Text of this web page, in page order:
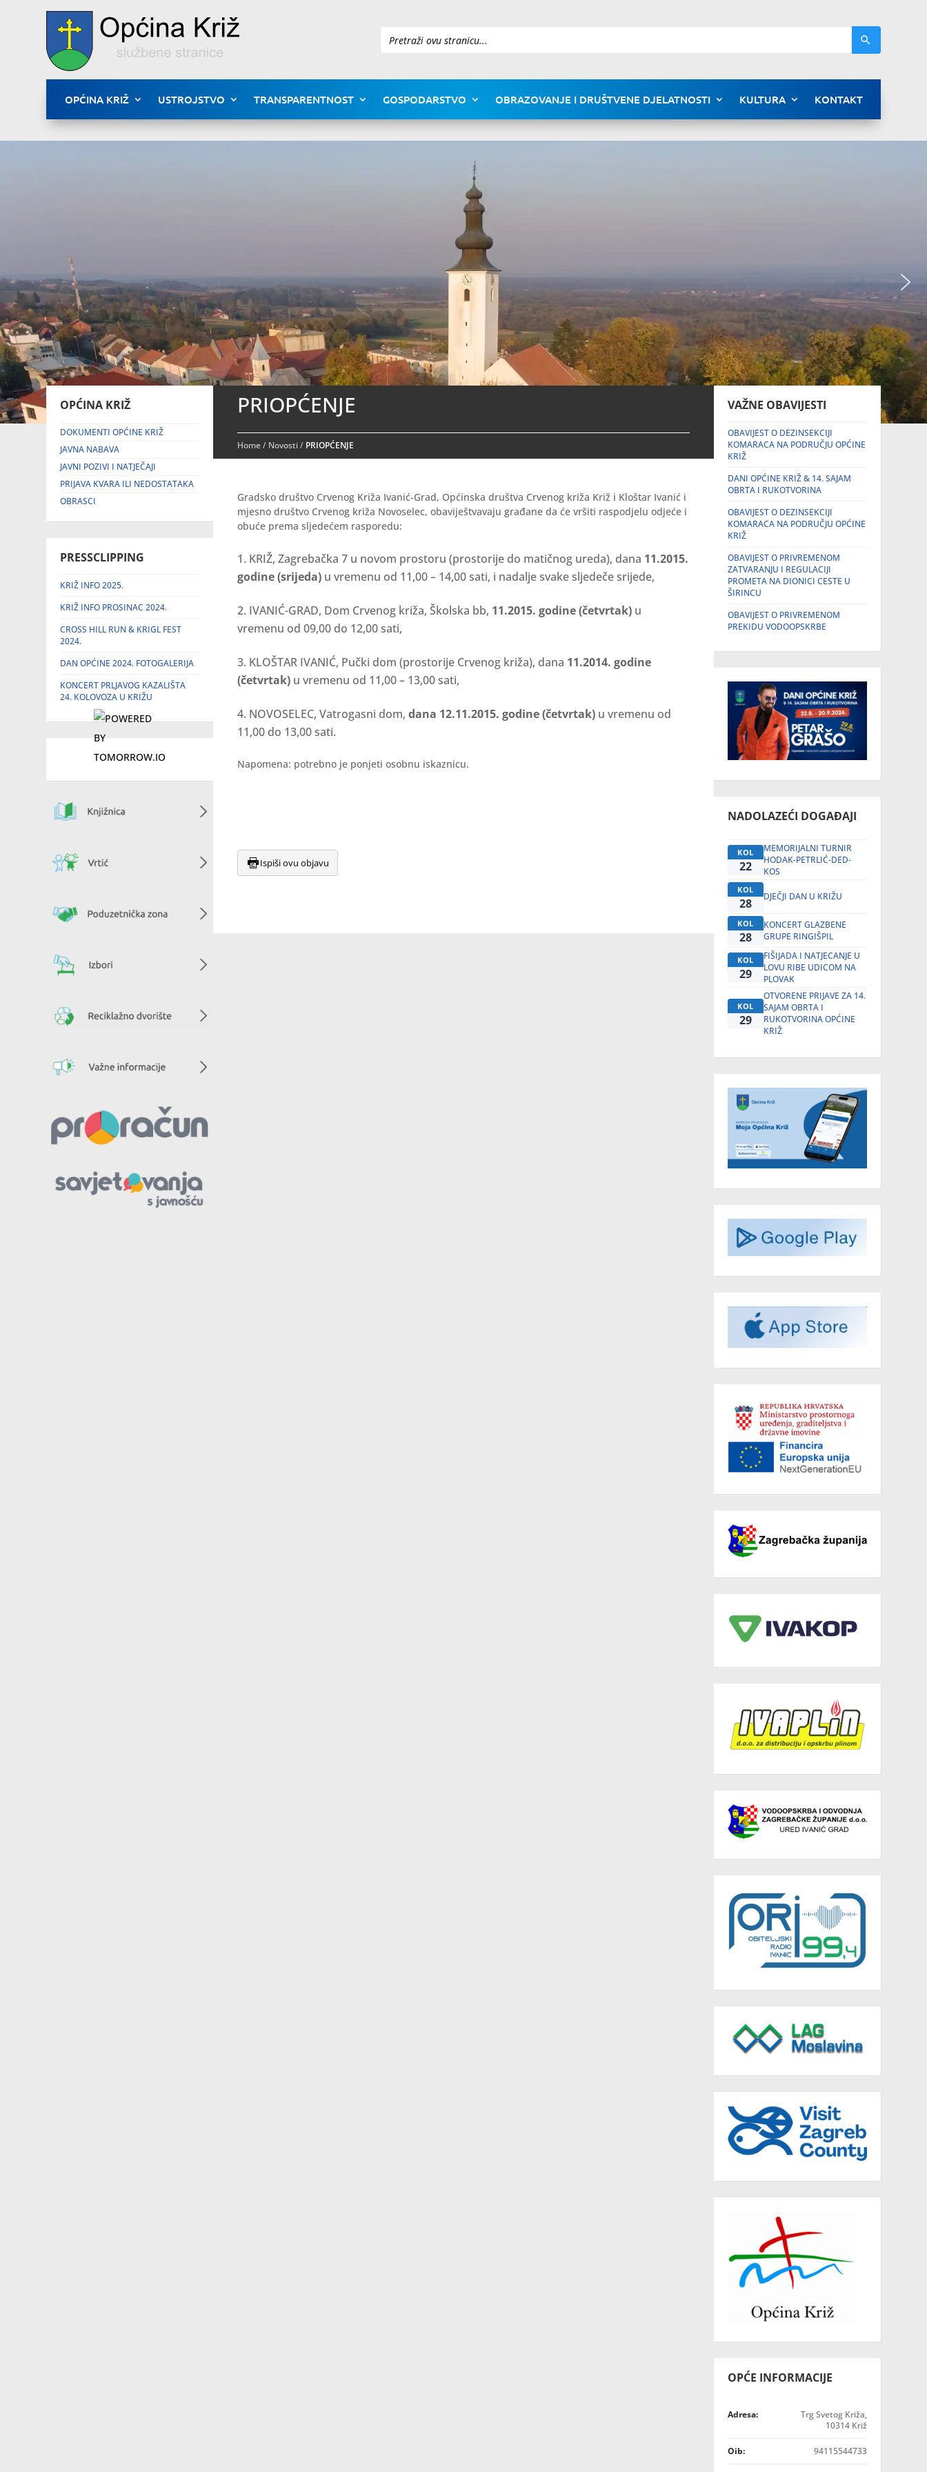
Pretraži
OPĆINA KRIŽ USTROJSTVO TRANSPARENTNOST GOSPODARSTVO OBRAZOVANJE I DRUŠTVENE DJELATNOSTI KULTURA KONTAKT
OPĆINA KRIŽ
DOKUMENTI OPĆINE KRIŽ
JAVNA NABAVA
JAVNI POZIVI I NATJEČAJI
PRIJAVA KVARA ILI NEDOSTATAKA
OBRASCI
PRESSCLIPPING
KRIŽ INFO 2025.
KRIŽ INFO PROSINAC 2024.
CROSS HILL RUN & KRIGL FEST
2024.
DAN OPĆINE 2024. FOTOGALERIJA
KONCERT PRLJAVOG KAZALIŠTA
24. KOLOVOZA U KRIŽU
PRIOPĆENJE
Home/ Novosti/ PRIOPĆENJE
Gradsko društvo Crvenog Križa Ivanić-Grad, Općinska društva Crvenog križa Križ i Kloštar Ivanić i
mjesno društvo Crvenog križa Novoselec, obaviještvavaju građane da će vršiti raspodjelu odjeće i
obuće prema sljedećem rasporedu:
KRIŽ, Zagrebačka 7 u novom prostoru (prostorije do matičnog ureda), dana 11.2015.
godine (srijeda) u vremenu od 11,00 – 14,00 sati, i nadalje svake sljedeče srijede,
IVANIĆ-GRAD, Dom Crvenog križa, Školska bb, 11.2015. godine(četvrtak) u
vremenu od 09,00 do 12,00 sati,
KLOŠTAR IVANIĆ, Pučki dom (prostorije Crvenog križa), dana 11.2014. godine
(četvrtak) u vremenu od 11,00 – 13,00 sati,
NOVOSELEC, Vatrogasni dom,dana 12.11.2015. godine (četvrtak) u vremenu od
11,00 do 13,00 sati.
Napomena: potrebno je ponjeti osobnu iskaznicu.
Ispiši ovu objavu
VAŽNE OBAVIJESTI
OBAVIJEST O DEZINSEKCIJI
KOMARACA NA PODRUČJU OPĆINE
KRIŽ
DANI OPĆINE KRIŽ & 14. SAJAM
OBRTA I RUKOTVORINA
OBAVIJEST O DEZINSEKCIJI
KOMARACA NA PODRUČJU OPĆINE
KRIŽ
OBAVIJEST O PRIVREMENOM
ZATVARANJU I REGULACIJI
PROMETA NA DIONICI CESTE U
ŠIRINCU
OBAVIJEST O PRIVREMENOM
PREKIDU VODOOPSKRBE
NADOLAZEĆI DOGAĐAJI
KOL
22
MEMORIJALNI TURNIR
HODAK-PETRLIĆ-DED-
KOS
KOL
28 DJEČJI DAN U KRIŽU
KOL
28
KONCERT GLAZBENE
GRUPE RINGIŠPIL
KOL
29
FIŠIJADA I NATJECANJE U
LOVU RIBE UDICOM NA
PLOVAK
KOL
29
OTVORENE PRIJAVE ZA 14.
SAJAM OBRTA I
RUKOTVORINA OPĆINE
KRIŽ
OPĆE INFORMACIJE
Adresa:
Trg Svetog Križa,
10314 Križ
Oib: 94115544733